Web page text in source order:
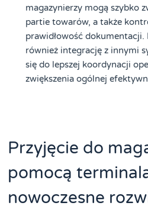
magazynierzy mogą szybko
partie towarów, a także
prawidłowość
również integrację z innymi
się do lepszej koordynacji
zwiększenia ogólnej
Przyjęcie do
pomocą
nowoczesne